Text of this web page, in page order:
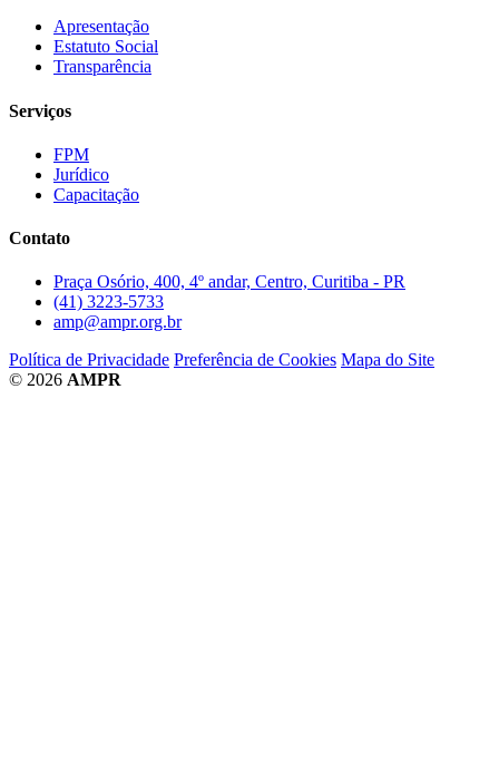
Apresentação
Estatuto Social
Transparência
Serviços
FPM
Jurídico
Capacitação
Contato
Praça Osório, 400, 4º andar, Centro, Curitiba - PR
(41) 3223-5733
amp@ampr.org.br
Política de Privacidade Preferência de Cookies Mapa do Site
© 2026 AMPR